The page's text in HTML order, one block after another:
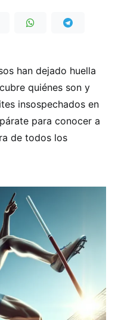
han dejado huella
quiénes son y
insospechados en
para conocer a
de todos los